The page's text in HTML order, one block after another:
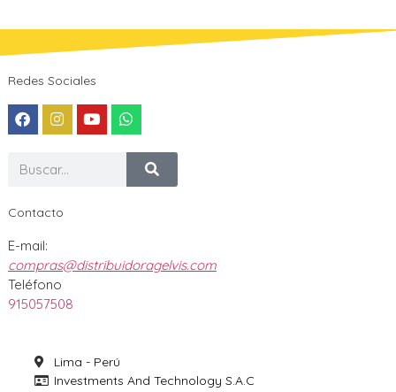
Redes Sociales
Contacto
E-mail:
compras@distribuidoragelvis.com
Teléfono
915057508
Lima - Perú
Investments And Technology S.A.C